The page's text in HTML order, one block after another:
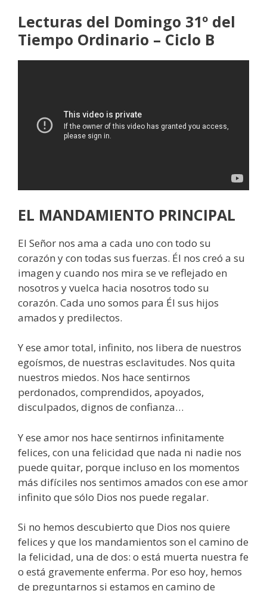
Lecturas del Domingo 31º del
Tiempo Ordinario – Ciclo B
EL MANDAMIENTO PRINCIPAL
El Señor nos ama a cada uno con todo su
corazón y con todas sus fuerzas. Él nos creó a su
imagen y cuando nos mira se ve reflejado en
nosotros y vuelca hacia nosotros todo su
corazón. Cada uno somos para Él sus hijos
amados y predilectos.
Y ese amor total, infinito, nos libera de nuestros
egoísmos, de nuestras esclavitudes. Nos quita
nuestros miedos. Nos hace sentirnos
perdonados, comprendidos, apoyados,
disculpados, dignos de confianza…
Y ese amor nos hace sentirnos infinitamente
felices, con una felicidad que nada ni nadie nos
puede quitar, porque incluso en los momentos
más difíciles nos sentimos amados con ese amor
infinito que sólo Dios nos puede regalar.
Si no hemos descubierto que Dios nos quiere
felices y que los mandamientos son el camino de
la felicidad, una de dos: o está muerta nuestra fe
o está gravemente enferma. Por eso hoy, hemos
de preguntarnos si estamos en camino de